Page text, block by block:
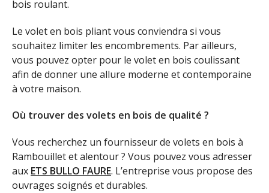
bois roulant.
Le volet en bois pliant vous conviendra si vous
souhaitez limiter les encombrements. Par ailleurs,
vous pouvez opter pour le volet en bois coulissant
afin de donner une allure moderne et contemporaine
à votre maison.
Où trouver des volets en bois de qualité ?
Vous recherchez un fournisseur de volets en bois à
Rambouillet et alentour ? Vous pouvez vous adresser
aux ETS BULLO FAURE. L’entreprise vous propose des
ouvrages soignés et durables.